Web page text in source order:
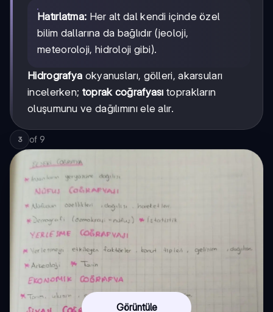
Hatırlatma: Her alt dal kendi içinde özel
bilim dallarına da bağlıdır (jeoloji,
meteoroloji, hidroloji gibi).
Hidrografya okyanusları, gölleri, akarsuları
incelerken; toprak coğrafyası toprakların
oluşumunu ve dağılımını ele alır.
3 of 9
Görüntüle